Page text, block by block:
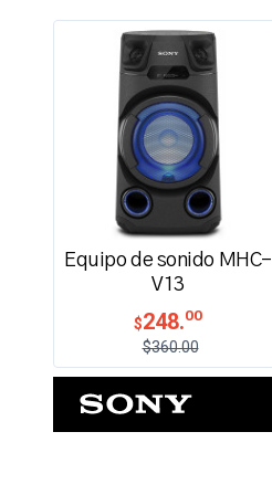
Equipo de sonido MHC-
V13
$248.00
$360.00